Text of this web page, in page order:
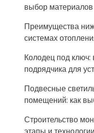
выбор материалов
Преимущества
системах
Колодец под
подрядчика для
Подвесные
помещений: как
Строительство